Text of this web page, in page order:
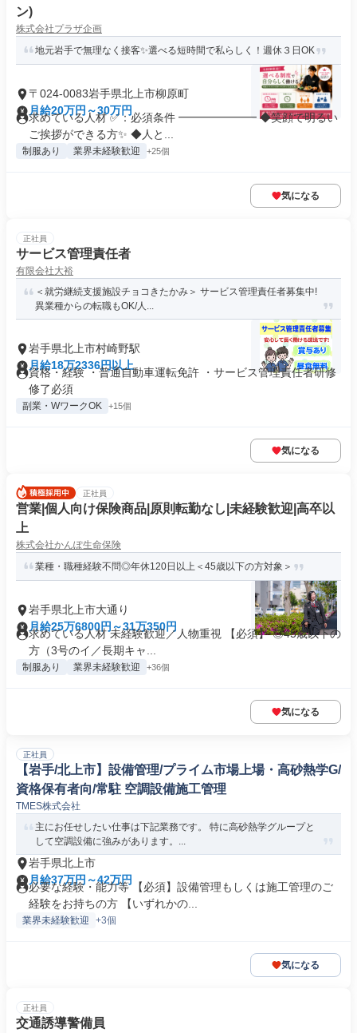
ン)
株式会社プラザ企画
地元岩手で無理なく接客✨選べる短時間で私らしく！週休３日OK
〒024-0083岩手県北上市柳原町
月給20万円～30万円
求めている人材 ✅：必須条件 ━━━━━━━ ◆笑顔で明るい
ご挨拶ができる方✨ ◆人と...
制服あり 業界未経験歓迎 +25個
気になる
正社員
サービス管理責任者
有限会社大裕
＜就労継続支援施設チョコきたかみ＞ サービス管理責任者募集中!
異業種からの転職もOK/人...
岩手県北上市村崎野駅
月給18万2336円以上
資格・経験 ・普通自動車運転免許 ・サービス管理責任者研修
修了必須
副業・WワークOK +15個
気になる
正社員
営業|個人向け保険商品|原則転勤なし|未経験歓迎|高卒以
上
株式会社かんぽ生命保険
業種・職種経験不問◎年休120日以上＜45歳以下の方対象＞
岩手県北上市大通り
月給25万6800円～31万350円
求めている人材 未経験歓迎／人物重視 【必須】 ◎45歳以下の
方（3号のイ／長期キャ...
制服あり 業界未経験歓迎 +36個
気になる
正社員
【岩手/北上市】設備管理/プライム市場上場・高砂熱学G/
資格保有者向/常駐 空調設備施工管理
TMES株式会社
主にお任せしたい仕事は下記業務です。 特に高砂熱学グループと
して空調設備に強みがあります。...
岩手県北上市
月給37万円～42万円
必要な経験・能力等 【必須】設備管理もしくは施工管理のご
経験をお持ちの方 【いずれかの...
業界未経験歓迎 +3個
気になる
正社員
交通誘導警備員